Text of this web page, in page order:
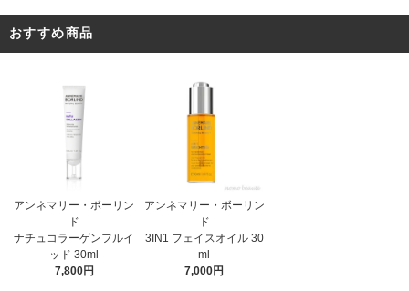
おすすめ商品
アンネマリー・ボーリン
ド
ナチュコラーゲンフルイ
ッド 30ml
7,800円
アンネマリー・ボーリン
ド
3IN1 フェイスオイル 30
ml
7,000円